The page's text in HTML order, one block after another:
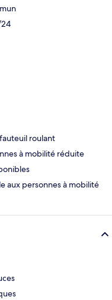
roulant
à mobilité réduite
aux personnes à mobilité